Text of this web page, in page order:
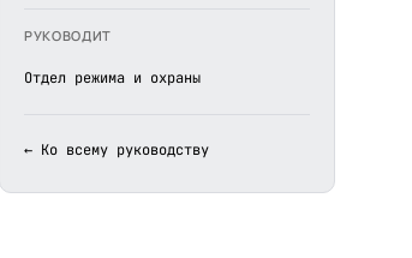
РУКОВОДИТ
Отдел режима и охраны
← Ко всему руководству